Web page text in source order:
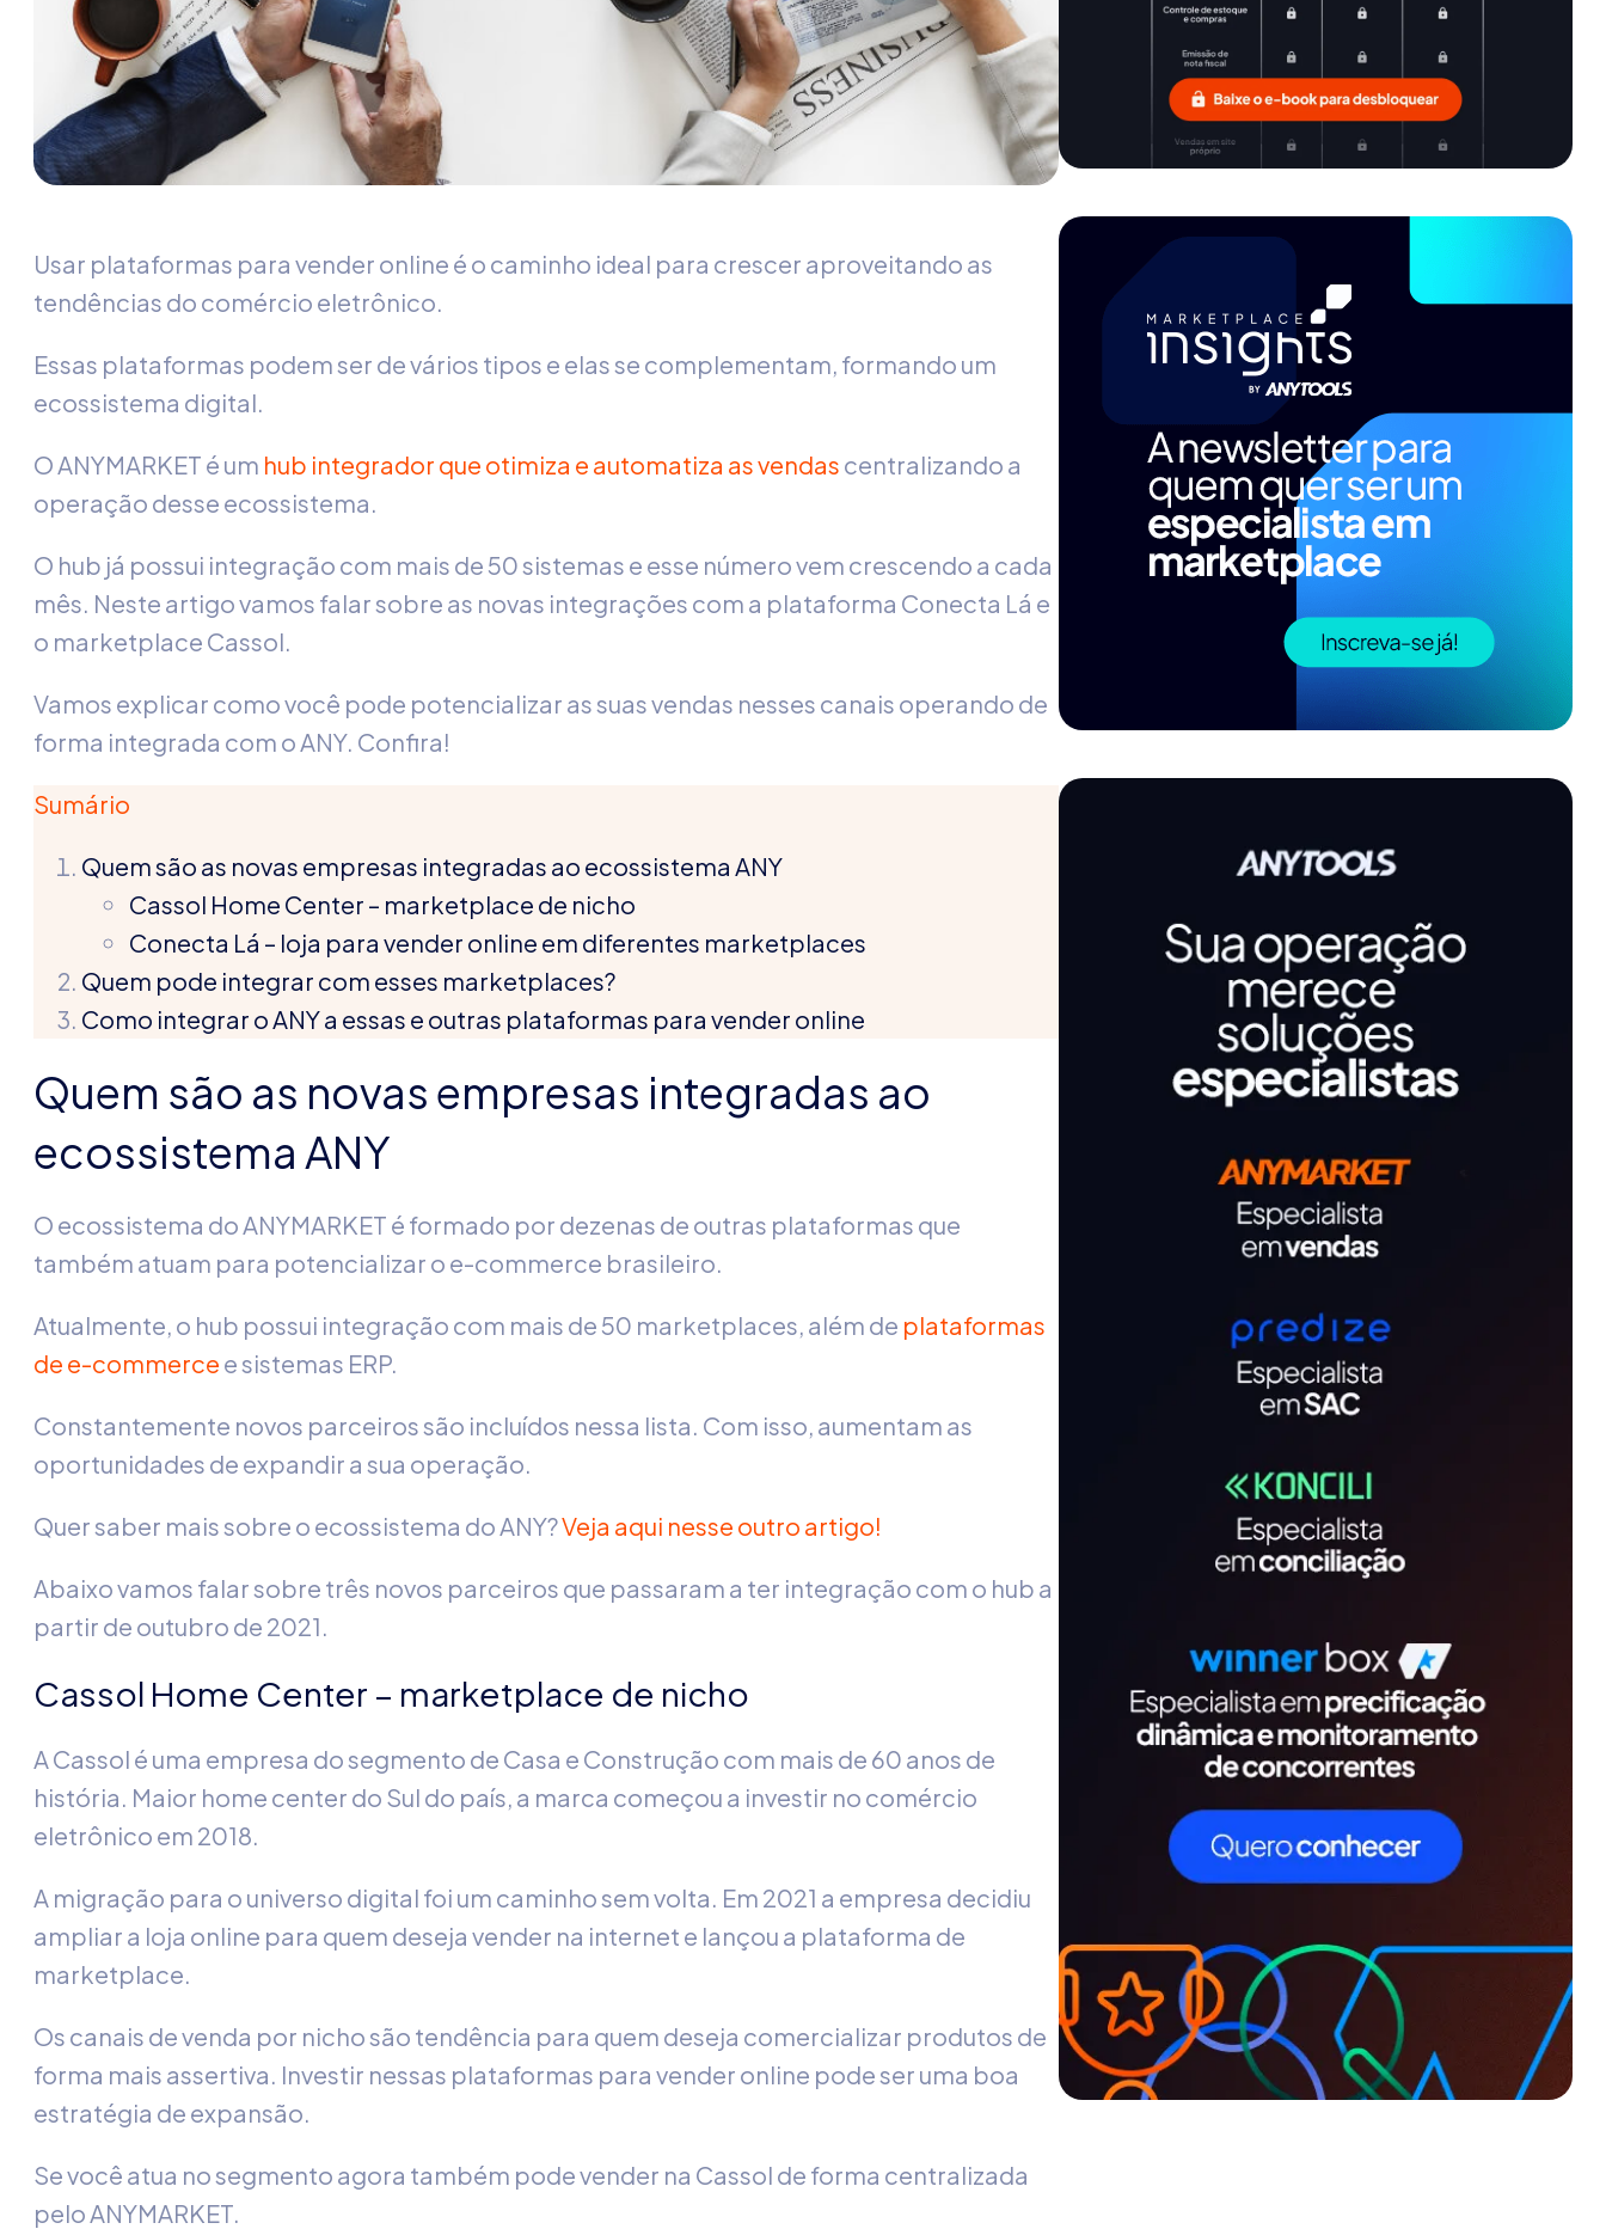
Usar plataformas para vender online é o caminho ideal para crescer aproveitando as
tendências do comércio eletrônico.
Essas plataformas podem ser de vários tipos e elas se complementam, formando um
ecossistema digital.
O ANYMARKET é um hub integrador que otimiza e automatiza as vendas centralizando a
operação desse ecossistema.
O hub já possui integração com mais de 50 sistemas e esse número vem crescendo a cada
mês. Neste artigo vamos falar sobre as novas integrações com a plataforma Conecta Lá e
o marketplace Cassol.
Vamos explicar como você pode potencializar as suas vendas nesses canais operando de
forma integrada com o ANY. Confira!
Sumário
Quem são as novas empresas integradas ao ecossistema ANY
Cassol Home Center – marketplace de nicho
Conecta Lá – loja para vender online em diferentes marketplaces
Quem pode integrar com esses marketplaces?
Como integrar o ANY a essas e outras plataformas para vender online
Quem são as novas empresas integradas ao
ecossistema ANY
O ecossistema do ANYMARKET é formado por dezenas de outras plataformas que
também atuam para potencializar o e-commerce brasileiro.
Atualmente, o hub possui integração com mais de 50 marketplaces, além de plataformas
de e-commerce e sistemas ERP.
Constantemente novos parceiros são incluídos nessa lista. Com isso, aumentam as
oportunidades de expandir a sua operação.
Quer saber mais sobre o ecossistema do ANY?Veja aqui nesse outro artigo!
Abaixo vamos falar sobre três novos parceiros que passaram a ter integração com o hub a
partir de outubro de 2021.
Cassol Home Center – marketplace de nicho
A Cassol é uma empresa do segmento de Casa e Construção com mais de 60 anos de
história. Maior home center do Sul do país, a marca começou a investir no comércio
eletrônico em 2018.
A migração para o universo digital foi um caminho sem volta. Em 2021 a empresa decidiu
ampliar a loja online para quem deseja vender na internet e lançou a plataforma de
marketplace.
Os canais de venda por nicho são tendência para quem deseja comercializar produtos de
forma mais assertiva. Investir nessas plataformas para vender online pode ser uma boa
estratégia de expansão.
Se você atua no segmento agora também pode vender na Cassol de forma centralizada
pelo ANYMARKET.